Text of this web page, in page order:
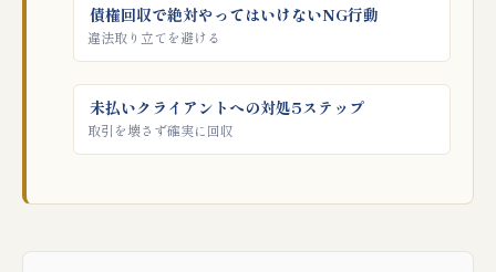
債権回収で絶対やってはいけないNG行動
違法取り立てを避ける
未払いクライアントへの対処5ステップ
取引を壊さず確実に回収